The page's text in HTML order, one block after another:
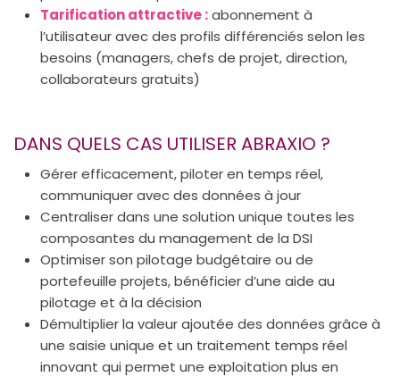
Tarification attractive :abonnement à
l’utilisateur avec des profils différenciés selon les
besoins (managers, chefs de projet, direction,
collaborateurs gratuits)
DANS QUELS CAS UTILISER ABRAXIO ?
Gérer efficacement, piloter en temps réel,
communiquer avec des données à jour
Centraliser dans une solution unique toutes les
composantes du management de la DSI
Optimiser son pilotage budgétaire ou de
portefeuille projets, bénéficier d’une aide au
pilotage et à la décision
Démultiplier la valeur ajoutée des données grâce à
une saisie unique et un traitement temps réel
innovant qui permet une exploitation plus en